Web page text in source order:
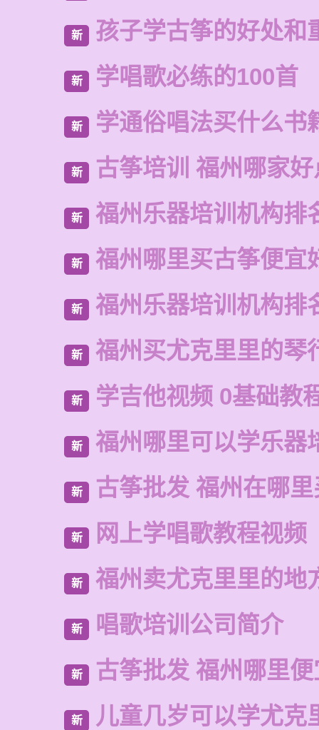
新 孩子学古筝的好处和
新 学唱歌必练的100首
新 学通俗唱法买什么书
新 古筝培训 福州哪家好
新 福州乐器培训机构排
新 福州哪里买古筝便宜
新 福州乐器培训机构排
新 福州买尤克里里的琴
新 学吉他视频 0基础教
新 福州哪里可以学乐器
新 古筝批发 福州在哪
新 网上学唱歌教程视频
新 福州卖尤克里里的地
新 唱歌培训公司简介
新 古筝批发 福州哪里便
新 儿童几岁可以学尤克